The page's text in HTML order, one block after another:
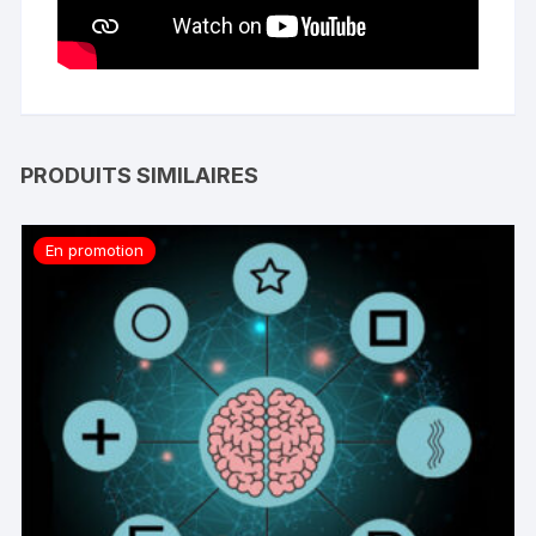
PRODUITS SIMILAIRES
En promotion